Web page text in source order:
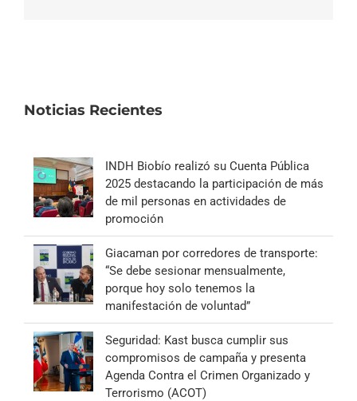
Noticias Recientes
INDH Biobío realizó su Cuenta Pública
2025 destacando la participación de más
de mil personas en actividades de
promoción
Giacaman por corredores de transporte:
“Se debe sesionar mensualmente,
porque hoy solo tenemos la
manifestación de voluntad”
Seguridad: Kast busca cumplir sus
compromisos de campaña y presenta
Agenda Contra el Crimen Organizado y
Terrorismo (ACOT)